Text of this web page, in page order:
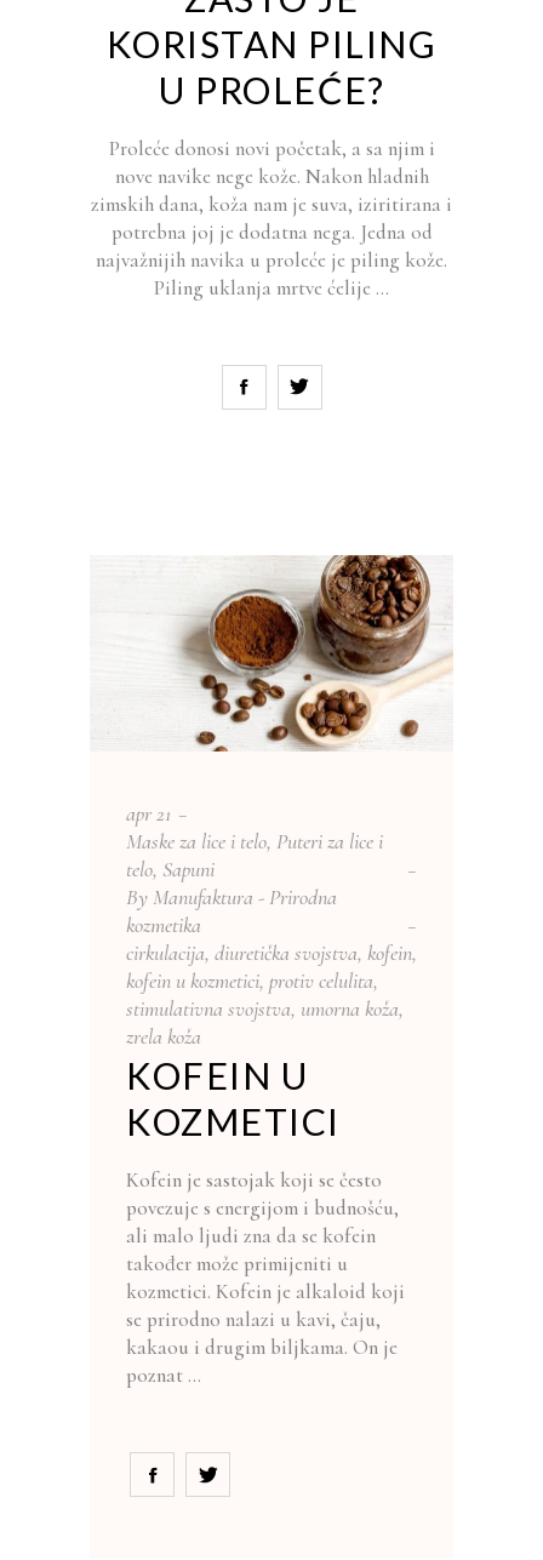
KORISTAN PILING
U PROLEĆE?
Proleće donosi novi početak, a sa njim i
nove navike nege kože. Nakon hladnih
zimskih dana, koža nam je suva, iziritirana i
potrebna joj je dodatna nega. Jedna od
najvažnijih navika u proleće je piling kože.
Piling uklanja mrtve ćelije
apr21
Maske za lice i telo, Puteri za lice i
telo, Sapuni
By Manufaktura - Prirodna
kozmetika
cirkulacija, diuretička svojstva, kofein,
kofein u kozmetici, protiv celulita,
stimulativna svojstva, umorna koža,
zrela koža
KOFEIN U
KOZMETICI
Kofein je sastojak koji se često
povezuje s energijom i budnošću,
ali malo ljudi zna da se kofein
također može primijeniti u
kozmetici. Kofein je alkaloid koji
se prirodno nalazi u kavi, čaju,
kakaou i drugim biljkama. On je
poznat